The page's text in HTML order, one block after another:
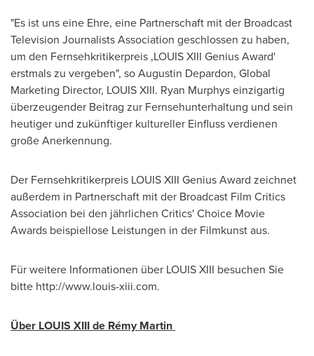
"Es ist uns eine Ehre, eine Partnerschaft mit der Broadcast
Television Journalists Association geschlossen zu haben,
um den Fernsehkritikerpreis ‚LOUIS XIII Genius Award'
erstmals zu vergeben", soAugustin Depardon, Global
Marketing Director, LOUIS XIII. Ryan Murphyseinzigartig
überzeugender Beitrag zur Fernsehunterhaltung und sein
heutiger und zukünftiger kultureller Einfluss verdienen
große Anerkennung.
Der Fernsehkritikerpreis LOUIS XIII Genius Award zeichnet
außerdem in Partnerschaft mit der Broadcast Film Critics
Association bei den jährlichen Critics' Choice Movie
Awards beispiellose Leistungen in der Filmkunst aus.
Für weitere Informationen über LOUIS XIII besuchen Sie
bitte http://www.louis-xiii.com.
Über LOUIS XIII de Rémy Martin